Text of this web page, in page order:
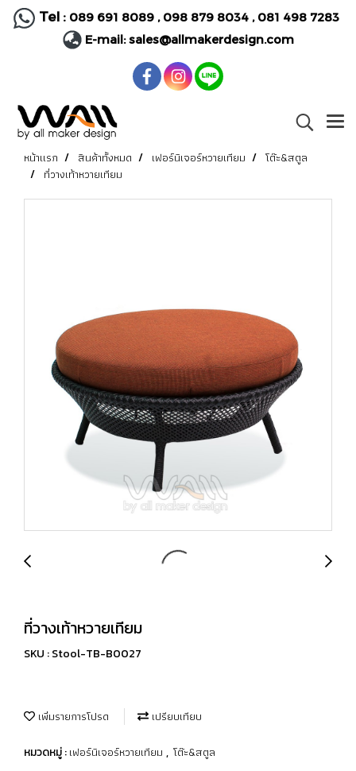
Tel : 089 691 8089, 098 879 8034 , 081 498 7283
E-mail:sales@allmakerdesign.com
หน้าแรก สินค้าทั้งหมด เฟอร์นิเจอร์หวายเทียม
โต๊ะ&สตูล
ที่วางเท้าหวายเทียม
ที่วางเท้าหวายเทียม
SKU : Stool-TB-B0027
เพิ่มรายการโปรด เปรียบเทียบ
หมวดหมู่ :เฟอร์นิเจอร์หวายเทียม , โต๊ะ&สตูล